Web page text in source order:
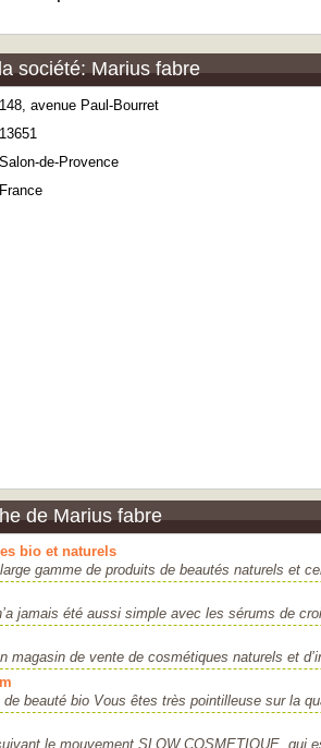
société: Marius fabre
148, avenue Paul-Bourret
13651
Salon-de-Provence
France
de Marius fabre
bio et naturels
gamme de produits de beautés naturels et
jamais été aussi simple avec les sérums de
magasin de vente de cosmétiques naturels et
beauté bio Vous êtes très pointilleuse sur la
le mouvement SLOW COSMETIQUE, qui